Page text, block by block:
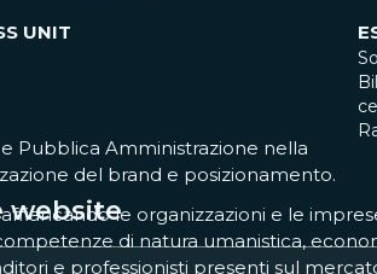
UNIT
website
Pubblica Amministrazione nella
del brand e posizionamento.
le organizzazioni e le
di natura umanistica,
e professionisti presenti sul